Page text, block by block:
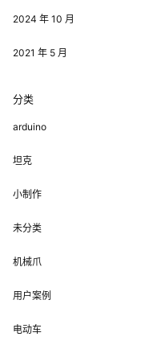
2024 年 10 月
2021 年 5 月
分类
arduino
坦克
小制作
未分类
机械爪
用户案例
电动车